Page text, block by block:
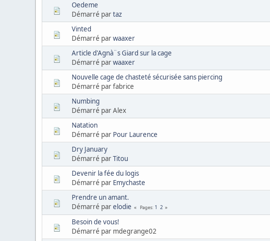
Oedeme
Démarré partaz
Vinted
Démarré parwaaxer
Article d'Agnà¨s Giard sur la cage
Démarré parwaaxer
Nouvelle cage de chasteté sécurisée sans piercing
Démarré par fabrice
Numbing
Démarré par Alex
Natation
Démarré par Pour Laurence
Dry January
Démarré parTitou
Devenir la fée du logis
Démarré par Emychaste
Prendre un amant.
Démarré parelodie Pages 1 2
Besoin de vous!
Démarré par mdegrange02